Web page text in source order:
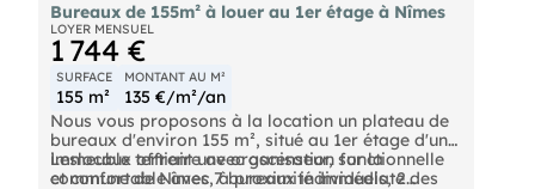
Bureaux de 155m² à louer au 1er étage à Nîmes
LOYER MENSUEL
1 744 €
SURFACE
155 m²
MONTANT AU M²
135 €/m²/an
Nous vous proposons à la location un plateau de
bureaux d'environ 155 m², situé au 1er étage d'un
immeuble tertiaire avec ascenseur, sur la
commune de Nîmes, à proximité immédiate des
Leslocaux offrent une organisation fonctionnelle
et confortable avec 7 bureaux individuels, 2